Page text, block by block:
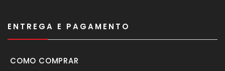
ENTREGA E PAGAMENTO
COMO COMPRAR